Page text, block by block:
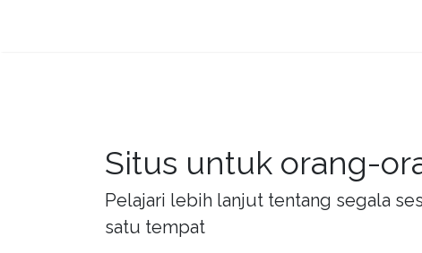
Situs untuk orang-
Pelajari lebih lanjut tentang segala
satu tempat